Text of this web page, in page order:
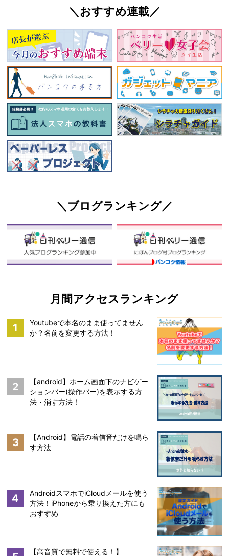
＼おすすめ連載／
＼ブログランキング／
月間アクセスランキング
1
Youtubeで本名のまま使ってません
か？名前を変更する方法！
2
【android】ホーム画面下のナビゲー
ションバー(操作バー)を表示する方
法・消す方法！
3
【Android】電話の着信音だけを鳴ら
す方法
4
AndroidスマホでiCloudメールを使う
方法！iPhoneから乗り換えた方にも
おすすめ
【高音質で無料で使える！】